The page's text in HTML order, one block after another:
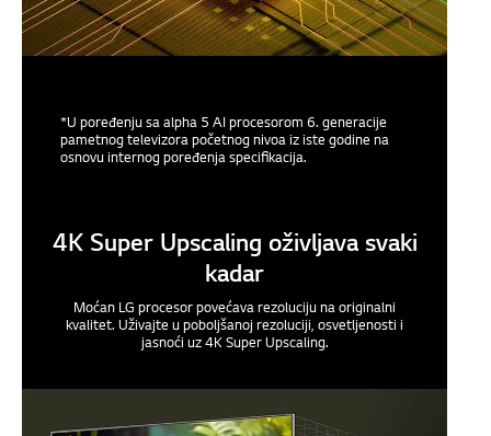
*U poređenju sa alpha 5 AI procesorom 6. generacije
pametnog televizora početnog nivoa iz iste godine na
osnovu internog poređenja specifikacija.
4K Super Upscaling oživljava svaki
kadar
Moćan LG procesor povećava rezoluciju na originalni
kvalitet. Uživajte u poboljšanoj rezoluciji, osvetljenosti i
jasnoći uz 4K Super Upscaling.